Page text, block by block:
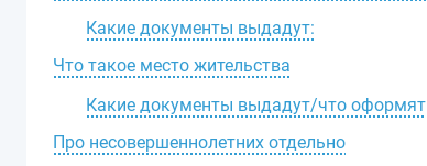
Какие документы выдадут:
Что такое место жительства
Какие документы выдадут/что оформят
Про несовершеннолетних отдельно